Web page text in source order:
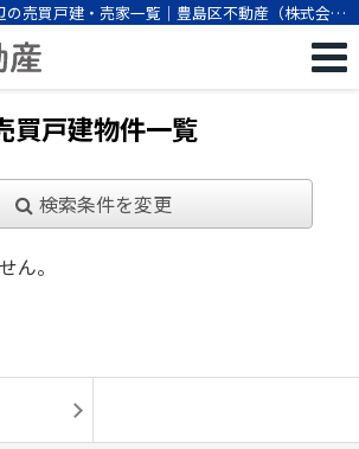
の売買戸建・売家一覧｜豊島区不動産（株式会社
買戸建物件一覧
検索条件を変更
ん。